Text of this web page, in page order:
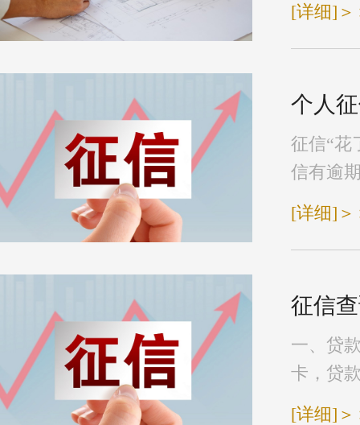
[详细]＞
个人
征信“花
信有逾
[详细]＞
征信
一、贷
卡，贷
[详细]＞